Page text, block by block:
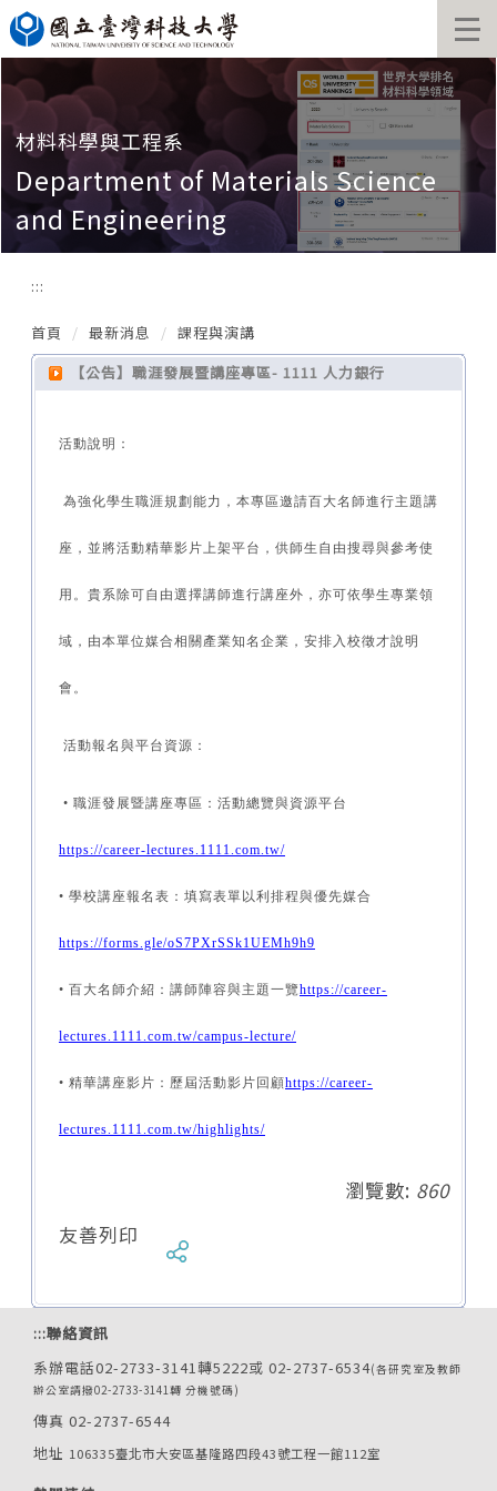
跳
到
主
要
內
容
區
材料科學與工程系
Department of Materials Science
and Engineering
:::
首頁 最新消息
課程與演講
【公告】職涯發展暨講座專區- 1111 人力銀行
活動說明：
為強化學生職涯規劃能力，本專區邀請百大名師進行主題講
座，並將活動精華影片上架平台，供師生自由搜尋與參考使
用。貴系除可自由選擇講師進行講座外，亦可依學生專業領
域，由本單位媒合相關產業知名企業，安排入校徵才說明
會。
活動報名與平台資源：
• 職涯發展暨講座專區：活動總覽與資源平台
https://career-lectures.1111.com.tw/
• 學校講座報名表：填寫表單以利排程與優先媒合
https://forms.gle/oS7PXrSSk1UEMh9h9
• 百大名師介紹：講師陣容與主題一覽https://career-
lectures.1111.com.tw/campus-lecture/
• 精華講座影片：歷屆活動影片回顧https://career-
lectures.1111.com.tw/highlights/
瀏覽數: 860
友善列印
:::聯絡資訊
系辦電話02-2733-3141轉5222或 02-2737-6534(各研究室及教師
辦公室請撥02-2733-3141轉 分機號碼)
傳真 02-2737-6544
地址 106335臺北市大安區基隆路四段43號工程一館112室